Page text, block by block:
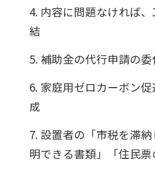
4. 内容に問題なければ
結
5. 補助金の代行申請の
6. 家庭用ゼロカーボン
成
7. 設置者の「市税を滞
明できる書類」「住民